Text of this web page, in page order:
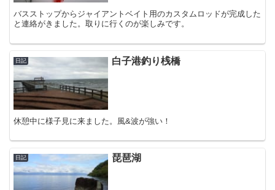
バスストップからジャイアントベイト用のカスタムロッドが完成した
と連絡がきました。取りに行くのが楽しみです。
日記 白子港釣り桟橋
休憩中に様子見に来ました。風&波が強い！
日記 琵琶湖